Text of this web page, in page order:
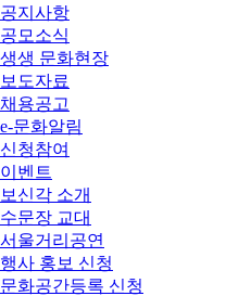
공지사항
공모소식
생생 문화현장
보도자료
채용공고
e-문화알림
신청참여
이벤트
보신각 소개
수문장 교대
서울거리공연
행사 홍보 신청
문화공간등록 신청